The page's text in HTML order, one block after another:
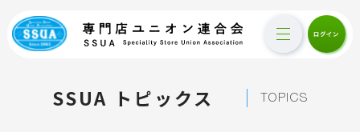
SSUA トピックス TOPICS